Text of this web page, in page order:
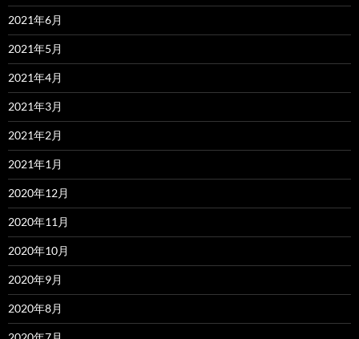
2021年6月
2021年5月
2021年4月
2021年3月
2021年2月
2021年1月
2020年12月
2020年11月
2020年10月
2020年9月
2020年8月